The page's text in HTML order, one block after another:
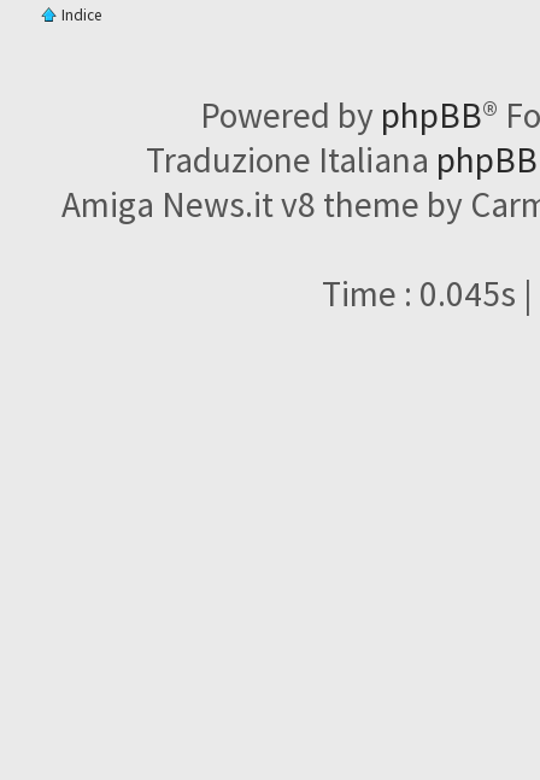
Indice
Powered by phpBB®
Traduzione Italiana
Amiga News.it v8 theme by
Time : 0.045s